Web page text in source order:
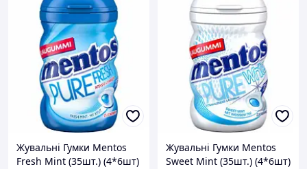
Жувальні Гумки Mentos
Fresh Mint (35шт.) (4*6шт)
Жувальні Гумки Mentos
Sweet Mint (35шт.) (4*6шт)